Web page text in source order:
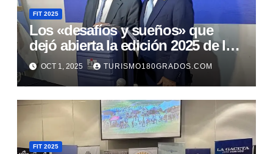
FIT 2025
Los «desafíos y sueños» que
dejó abierta la edición 2025 de la
FITOCT 1, 2025 TURISMO180GRADOS.COM
FIT 2025